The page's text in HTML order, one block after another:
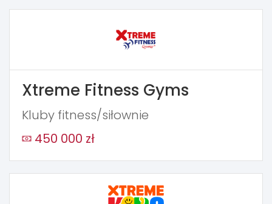
Xtreme Fitness Gyms
Kluby fitness/siłownie
450 000 zł